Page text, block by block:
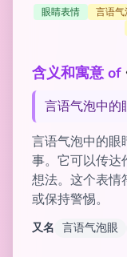
眼睛表情 言语
含义和寓意 of
言语气泡中的
言语气泡中的眼
事。它可以传达
想法。这个表情
或保持警惕。
又名 言语气泡眼